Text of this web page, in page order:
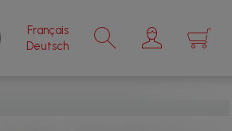
Français
Deutsch
×